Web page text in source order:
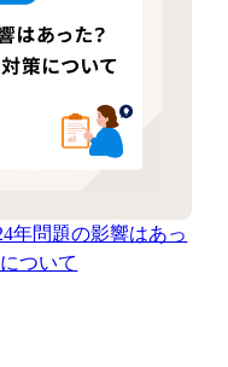
年問題の影響はあっ
ついて